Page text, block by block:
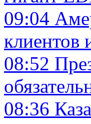
09:04
клиентов
08:52
08:36